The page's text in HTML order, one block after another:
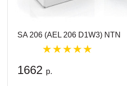
SA 206 (AEL 206 D1W3) NTN
1662 р.